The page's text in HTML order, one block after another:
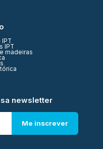
IPT
IPT
madeiras
newsletter
Me inscrever